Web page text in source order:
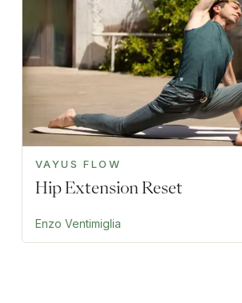
VAYUS FLOW
Hip Extension Reset
Enzo Ventimiglia